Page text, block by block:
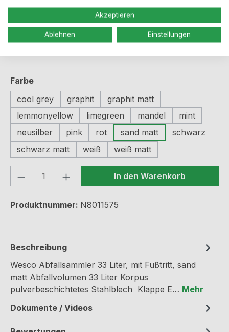
Preise inkl. MwSt. zzgl. Versandkosten
Farbeauswählen
cool grey
graphit
graphit matt
lemmonyellow
limegreen mandel
mint
neusilber
pink rot sand matt
schwarz
schwarz matt
weiß weiß matt
Produkt Anzahl: Gib denIn den Warenkorb
Produktnummer: N8011575
Beschreibung
Wesco Abfallsammler 33 Liter, mit Fußtritt, sand
matt Abfallvolumen 33 Liter Korpus
pulverbeschichtetes Stahlblech Klappe E… Mehr
Dokumente / Videos
Akzeptieren
Ablehnen Einstellungen